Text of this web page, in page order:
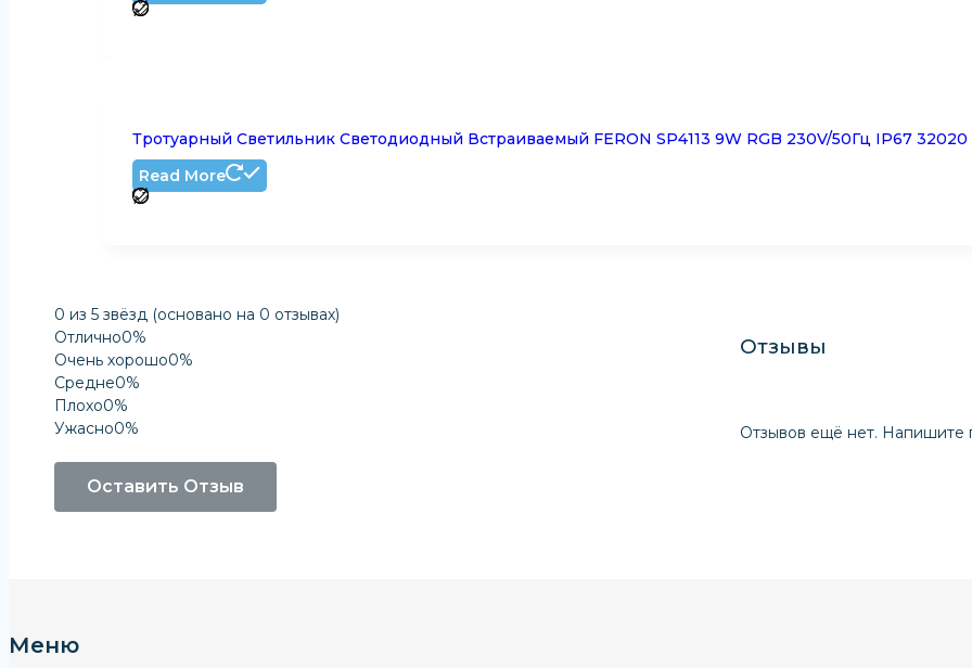
Тротуарный Светильник Светодиодный Встраиваемый FERON SP4113 9W RGB 230V/50Гц IP67 32020
Read More
0 из 5 звёзд (основано на 0 отзывах)
Отлично0%
Очень хорошо0%
Средне0%
Плохо0%
Ужасно0%
Оставить Отзыв
Отзывы
Отзывов ещё нет. Напишите
Меню